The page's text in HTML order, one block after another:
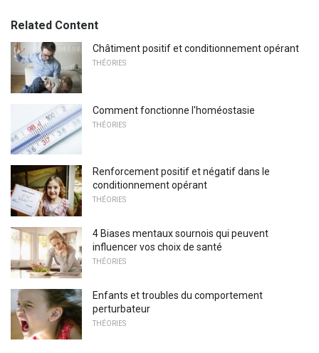
Related Content
Châtiment positif et conditionnement opérant
THÉORIES
Comment fonctionne l'homéostasie
THÉORIES
Renforcement positif et négatif dans le
conditionnement opérant
THÉORIES
4 Biases mentaux sournois qui peuvent
influencer vos choix de santé
THÉORIES
Enfants et troubles du comportement
perturbateur
THÉORIES